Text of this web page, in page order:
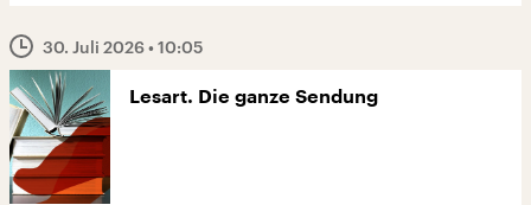
30. Juli 2026• 10:05
Lesart. Die ganze Sendung